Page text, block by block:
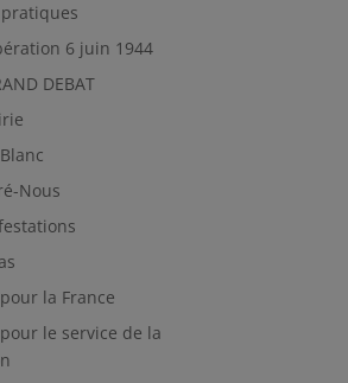
6 juin 1944
DEBAT
Nous
la France
le service de la